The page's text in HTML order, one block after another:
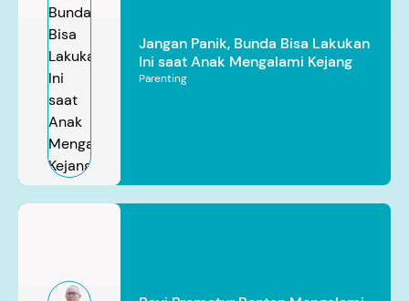
Jangan Panik, Bunda Bisa Lakukan
Ini saat Anak Mengalami Kejang
Parenting